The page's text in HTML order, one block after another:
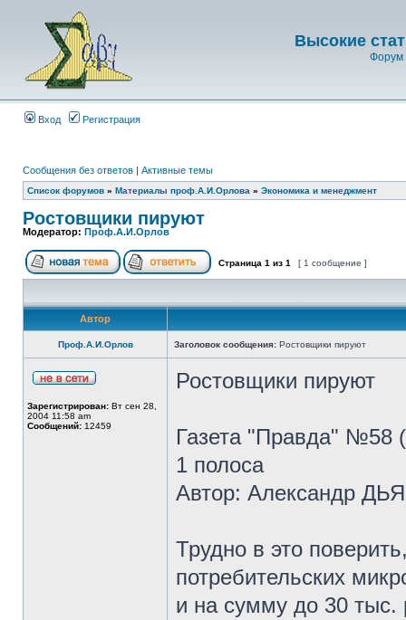
Высокие
Форум
Вход Регистрация
Сообщения без ответов | Активные темы
Список форумов » Материалы проф.А.И.Орлова » Экономика и менеджмент
Ростовщики пируют
Модератор: Проф.А.И.Орлов
Страница 1 из 1 [ 1 сообщение ]
Автор
Проф.А.И.Орлов Заголовок сообщения: Ростовщики пируют
Зарегистрирован: Вт сен 28,
2004 11:58 am
Сообщений: 12459
Ростовщики пируют
Газета "Правда" №58
1 полоса
Автор: Александр
Трудно в это
потребительских
и на сумму до 30